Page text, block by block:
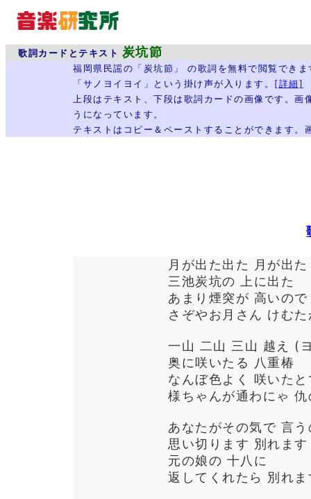
歌詞カードとテキスト 炭坑節
福岡県民謡の「炭坑節」 の歌詞を無料で閲覧でき
「サノヨイヨイ」という掛け声が入ります。 [詳細]
上段はテキスト、下段は歌詞カードの画像です。
うになっています。
テキストはコピー＆ペーストすることができます
月が出た出た 月が出
三池炭坑の 上に出た
あまり煙突が 高いので
さぞやお月さん けむ
一山 二山 三山 越え (
奥に咲いたる 八重椿
なんぼ色よく 咲いたと
様ちゃんが通わにゃ
あなたがその気で 言
思い切ります 別れます
元の娘の 十八に
返してくれたら 別れ